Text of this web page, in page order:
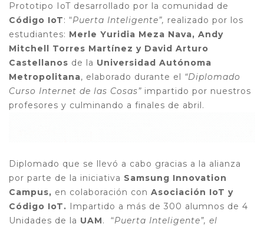
Prototipo IoT desarrollado por la comunidad de
Código IoT: “Puerta Inteligente”, realizado por los
estudiantes: Merle Yuridia Meza Nava, Andy
Mitchell Torres Martínez y David Arturo
Castellanos de la Universidad Autónoma
Metropolitana, elaborado durante el “Diplomado
Curso Internet de las Cosas” impartido por nuestros
profesores y culminando a finales de abril.
Diplomado que se llevó a cabo gracias a la alianza
por parte de la iniciativa Samsung Innovation
Campus, en colaboración con Asociación IoT y
Código IoT.
Impartido a más de 300 alumnos de 4
Unidades de la UAM. “Puerta Inteligente”, el